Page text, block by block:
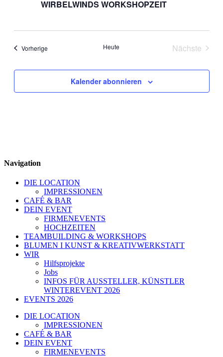
WIRBELWINDS WORKSHOPZEIT
VorherigeVeranstaltungen Heute
Nächste
Kalender abonnieren
Navigation
DIE LOCATION
IMPRESSIONEN
CAFÉ & BAR
DEIN EVENT
FIRMENEVENTS
HOCHZEITEN
TEAMBUILDING & WORKSHOPS
BLUMEN I KUNST & KREATIVWERKSTATT
WIR
Hilfsprojekte
Jobs
INFOS FÜR AUSSTELLER, KÜNSTLER
WINTEREVENT 2026
EVENTS 2026
DIE LOCATION
IMPRESSIONEN
CAFÉ & BAR
DEIN EVENT
FIRMENEVENTS